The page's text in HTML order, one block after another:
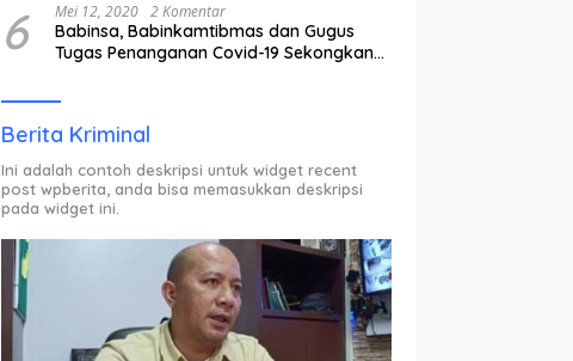
6 Mei 12, 2020 2 Komentar
Babinsa, Babinkamtibmas dan Gugus
Tugas Penanganan Covid-19 Sekongkang
ODP.
Berita Kriminal
Ini adalah contoh deskripsi untuk widget recent
post wpberita, anda bisa memasukkan deskripsi
pada widget ini.